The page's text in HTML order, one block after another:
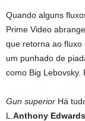
Quando alguns
Prime Video
que retorna ao fluxo
um punhado de
como Big
Gun superior Há
L. Anthony Edwards